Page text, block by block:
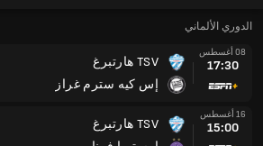
الدوري الألماني
08 أغسطس
17:30
TSV هارتبرغ
إس كيه سترم غراز
16 أغسطس
15:00
TSV هارتبرغ